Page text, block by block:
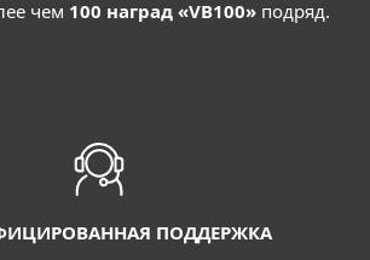
чем 100 наград «VB100» подряд.
ПОДДЕРЖКА